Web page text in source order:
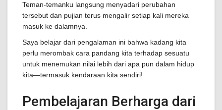
Teman-temanku langsung menyadari perubahan
tersebut dan pujian terus mengalir setiap kali mereka
masuk ke dalamnya.
Saya belajar dari pengalaman ini bahwa kadang kita
perlu merombak cara pandang kita terhadap sesuatu
untuk menemukan nilai lebih dari apa pun dalam hidup
kita—termasuk kendaraan kita sendiri!
Pembelajaran Berharga dari